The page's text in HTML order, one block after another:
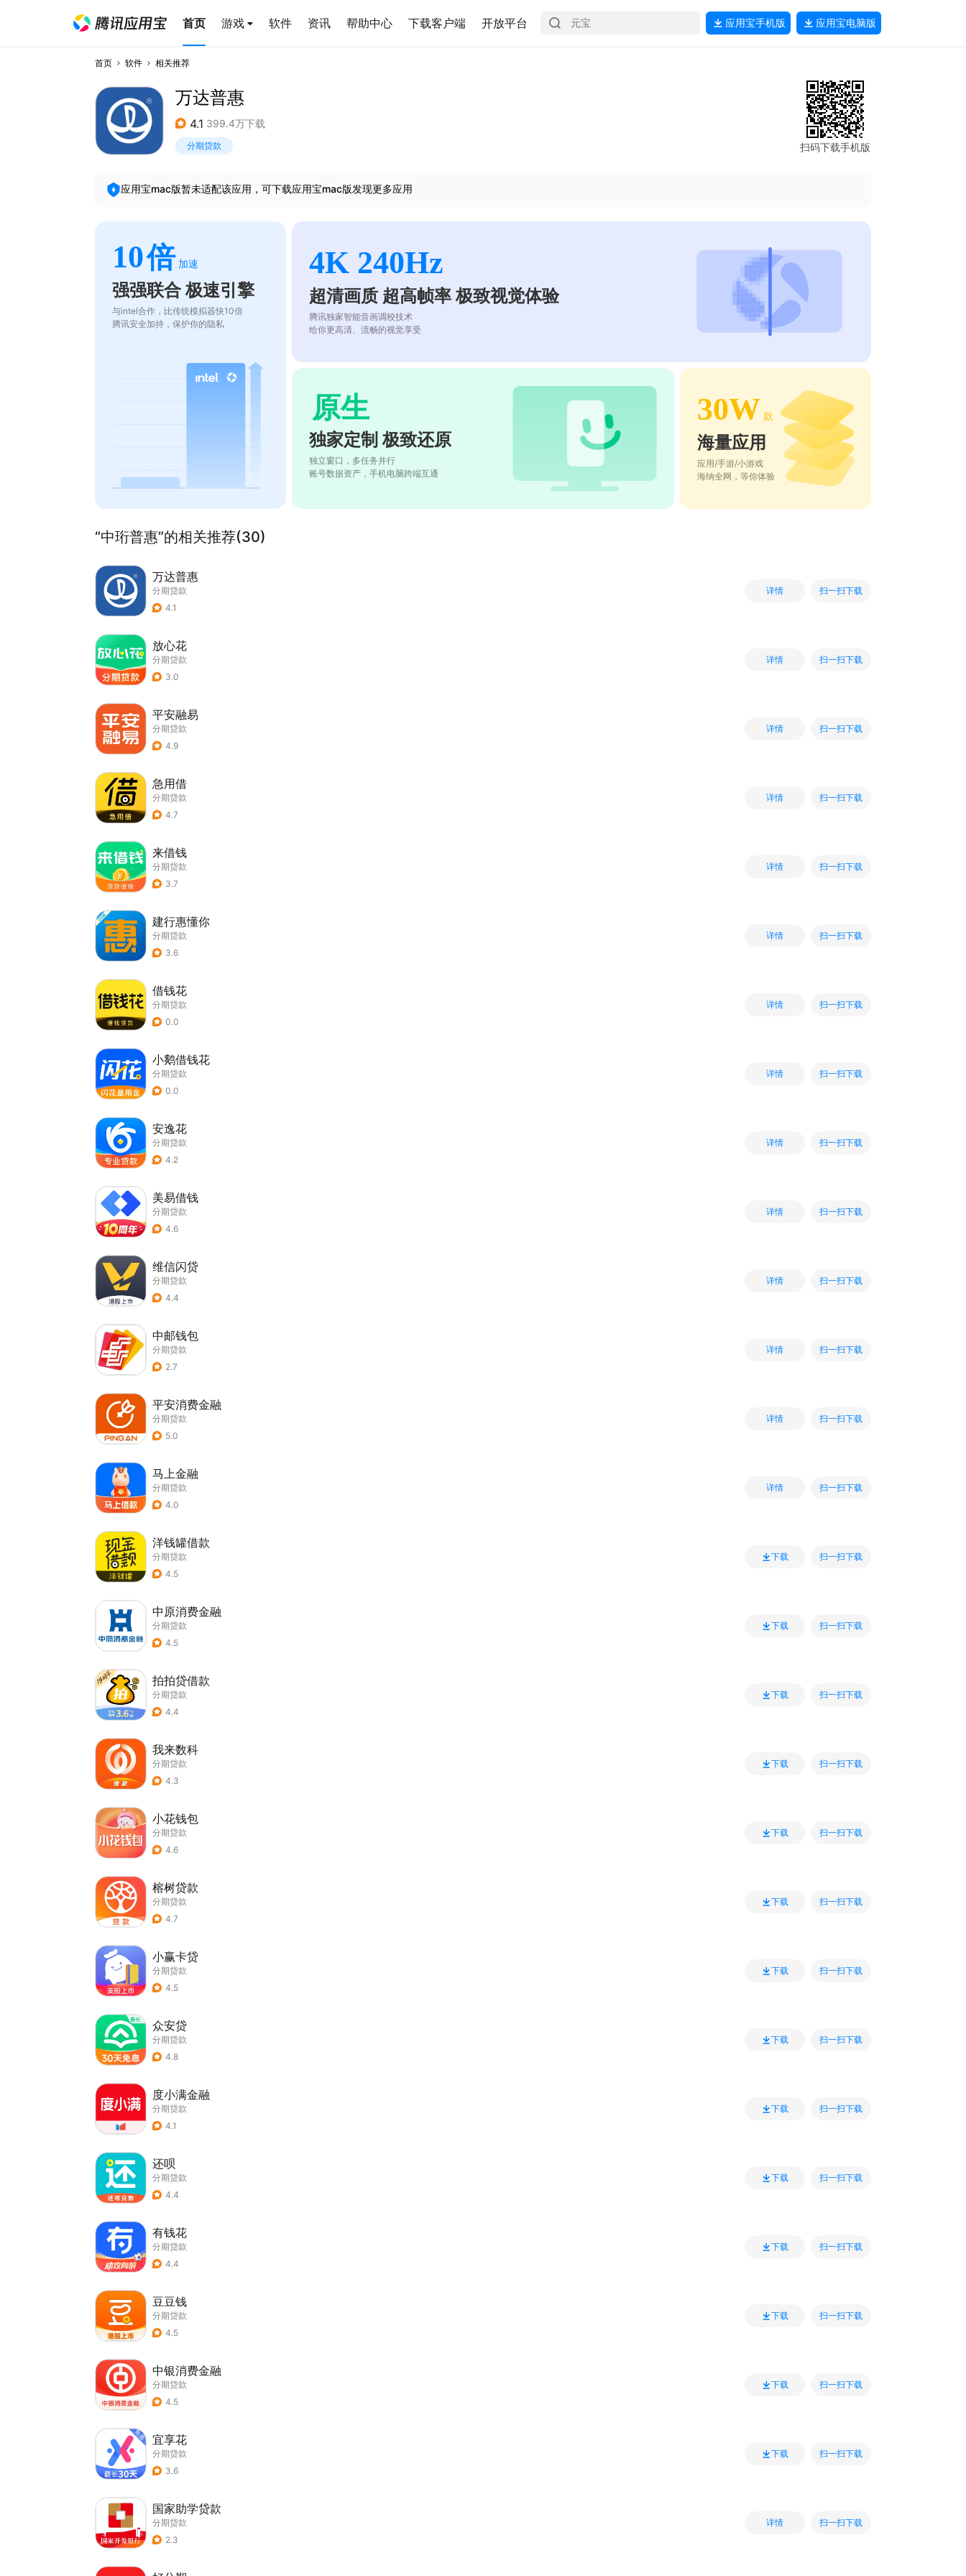
首页 游戏 软件 资讯 帮助中心 下载客户端 开放平台 应用宝手机版 应用宝电脑版
首页 软件 相关推荐
万达普惠
4.1 399.4万下载
分期贷款 扫码下载手机版
应用宝mac版暂未适配该应用，可下载应用宝mac版发现更多应用
10倍 加速
强强联合 极速引擎
与intel合作，比传统模拟器快10倍
腾讯安全加持，保护你的隐私
4K 240Hz
超清画质 超高帧率 极致视觉体验
腾讯独家智能音画调校技术
给你更高清、流畅的视觉享受
原生
独家定制 极致还原
独立窗口，多任务并行
账号数据资产，手机电脑跨端互通
30W 款
海量应用
应用/手游/小游戏
海纳全网，等你体验
“中珩普惠”的相关推荐(30)
万达普惠
分期贷款
4.1
详情 扫一扫下载
放心花
分期贷款
3.0
详情 扫一扫下载
平安融易
分期贷款
4.9
详情 扫一扫下载
急用借
分期贷款
4.7
详情 扫一扫下载
来借钱
分期贷款
3.7
详情 扫一扫下载
建行惠懂你
分期贷款
3.6
详情 扫一扫下载
借钱花
分期贷款
0.0
详情 扫一扫下载
小鹅借钱花
分期贷款
0.0
详情 扫一扫下载
安逸花
分期贷款
4.2
详情 扫一扫下载
美易借钱
分期贷款
4.6
详情 扫一扫下载
维信闪贷
分期贷款
4.4
详情 扫一扫下载
中邮钱包
分期贷款
2.7
详情 扫一扫下载
平安消费金融
分期贷款
5.0
详情 扫一扫下载
马上金融
分期贷款
4.0
详情 扫一扫下载
洋钱罐借款
分期贷款
4.5
下载 扫一扫下载
中原消费金融
分期贷款
4.5
下载 扫一扫下载
拍拍贷借款
分期贷款
4.4
下载 扫一扫下载
我来数科
分期贷款
4.3
下载 扫一扫下载
小花钱包
分期贷款
4.6
下载 扫一扫下载
榕树贷款
分期贷款
4.7
下载 扫一扫下载
小赢卡贷
分期贷款
4.5
下载 扫一扫下载
众安贷
分期贷款
4.8
下载 扫一扫下载
度小满金融
分期贷款
4.1
下载 扫一扫下载
还呗
分期贷款
4.4
下载 扫一扫下载
有钱花
分期贷款
4.4
下载 扫一扫下载
豆豆钱
分期贷款
4.5
下载 扫一扫下载
中银消费金融
分期贷款
4.5
下载 扫一扫下载
宜享花
分期贷款
3.6
下载 扫一扫下载
国家助学贷款
分期贷款
2.3
详情 扫一扫下载